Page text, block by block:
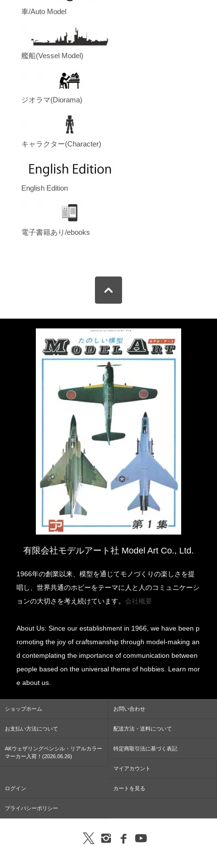
車/Auto Model
艦船(Vessel Model)
ジオラマ(Diorama)
キャラクター(Character)
English Edition
電子書籍あり/ebooks
有限会社モデルアート社 Model Art Co., Ltd.
1966年の創業以来、模型を通じてモノづくりの楽しさを提
唱し、世界共通のホビーをテーマに人と人のコミュニケーシ
ョンの大切さを考え続けています。会社概要
About Us: Since our establishment in 1966, we have been p
romoting the joy of craftsmanship through model-making an
d contemplating the importance of communication between
people based on the universal theme of hobbies. Learn mor
e about us.
ショップホーム お問い合わせ
お支払い方法について 配送方法・送料について
AKウェザリングペンシル・リアルカラー
マーカー入荷！(2026.06.26)
特定商取引法に基づく表記
マイアカウント
ログイン カートを見る
プライバシーポリシー